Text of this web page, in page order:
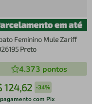
Feminino Mule Zariff
Preto
4.373 pontos
124,62 -34%
com Pix